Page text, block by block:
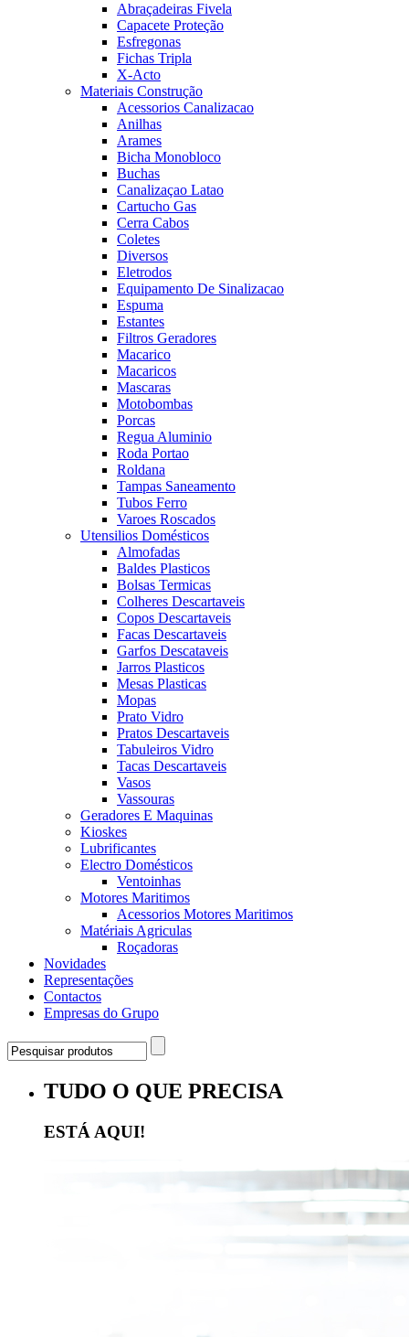
Abraçadeiras Fivela
Capacete Proteção
Esfregonas
Fichas Tripla
X-Acto
Materiais Construção
Acessorios Canalizacao
Anilhas
Arames
Bicha Monobloco
Buchas
Canalizaçao Latao
Cartucho Gas
Cerra Cabos
Coletes
Diversos
Eletrodos
Equipamento De Sinalizacao
Espuma
Estantes
Filtros Geradores
Macarico
Macaricos
Mascaras
Motobombas
Porcas
Regua Aluminio
Roda Portao
Roldana
Tampas Saneamento
Tubos Ferro
Varoes Roscados
Utensilios Domésticos
Almofadas
Baldes Plasticos
Bolsas Termicas
Colheres Descartaveis
Copos Descartaveis
Facas Descartaveis
Garfos Descataveis
Jarros Plasticos
Mesas Plasticas
Mopas
Prato Vidro
Pratos Descartaveis
Tabuleiros Vidro
Tacas Descartaveis
Vasos
Vassouras
Geradores E Maquinas
Kioskes
Lubrificantes
Electro Domésticos
Ventoinhas
Motores Maritimos
Acessorios Motores Maritimos
Matériais Agriculas
Roçadoras
Novidades
Representações
Contactos
Empresas do Grupo
TUDO O QUE PRECISA
ESTÁ AQUI!